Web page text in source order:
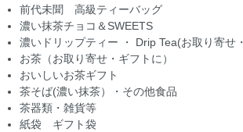
前代未聞 高級ティーバッグ
濃い抹茶チョコ＆SWEETS
濃いドリップティー ・ Drip Tea(お取り寄せ
お茶（お取り寄せ・ギフトに）
おいしいお茶ギフト
茶そば(濃い抹茶）・その他食品
茶器類・雑貨等
紙袋 ギフト袋